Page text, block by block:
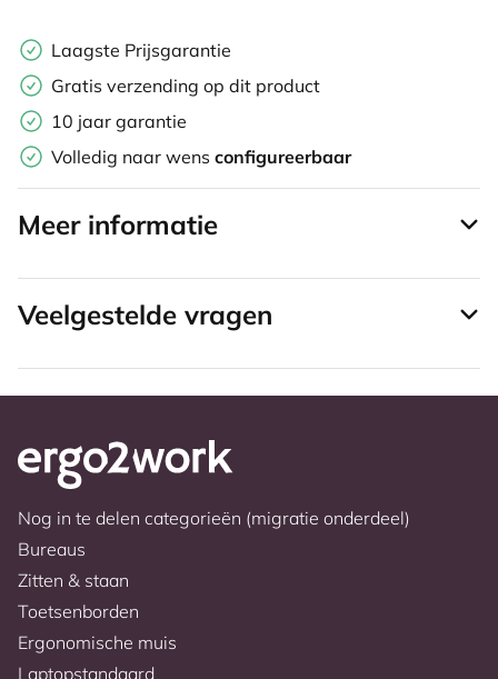
Laagste Prijsgarantie
Gratis verzending op dit product
10 jaar garantie
Volledig naar wens configureerbaar
Meer informatie
Veelgestelde vragen
Nog in te delen categorieën (migratie onderdeel)
Bureaus
Zitten & staan
Toetsenborden
Ergonomische muis
Laptopstandaard